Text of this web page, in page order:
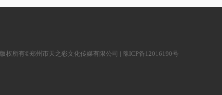
版权所有©郑州市天之彩文化传媒有限公司 | 豫ICP备12016190号